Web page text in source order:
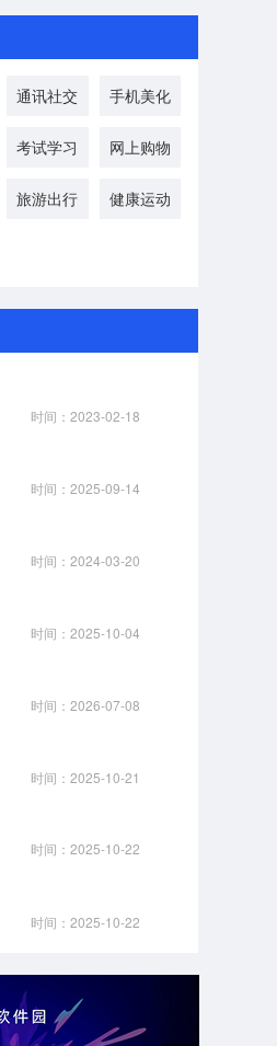
通讯社交 手机美化
考试学习 网上购物
旅游出行 健康运动
时间：2023-02-18
时间：2025-09-14
时间：2024-03-20
时间：2025-10-04
时间：2026-07-08
时间：2025-10-21
时间：2025-10-22
时间：2025-10-22